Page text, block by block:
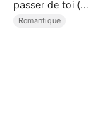
passer de toi (
Doublé )
Romantique